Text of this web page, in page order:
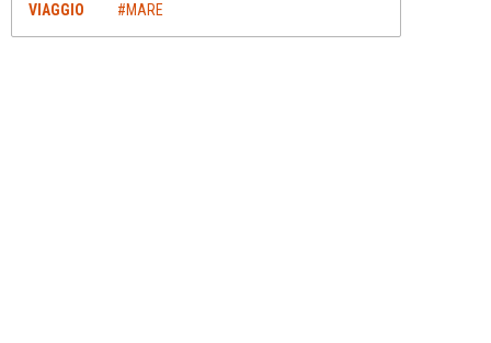
VIAGGIO
#MARE